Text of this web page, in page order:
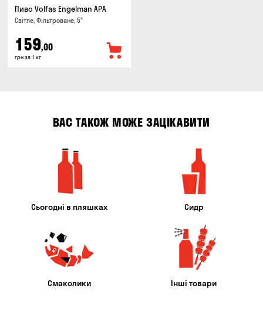
Пиво Volfas Engelman APA
Світле, Фільтроване, 5°
159,00
грн за 1 кг
ВАС ТАКОЖ МОЖЕ ЗАЦІКАВИТИ
Сьогодні в пляшках Сидр
Смаколики Інші товари